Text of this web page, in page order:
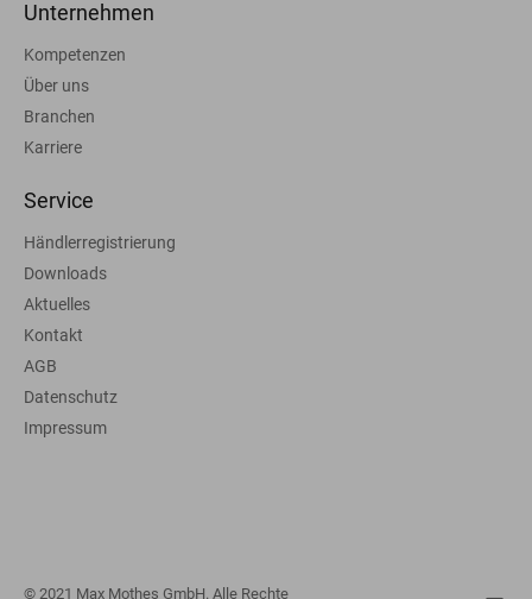
Unternehmen
Kompetenzen
Über uns
Branchen
Karriere
Service
Händlerregistrierung
Downloads
Aktuelles
Kontakt
AGB
Datenschutz
Impressum
© 2021 Max Mothes GmbH. Alle Rechte